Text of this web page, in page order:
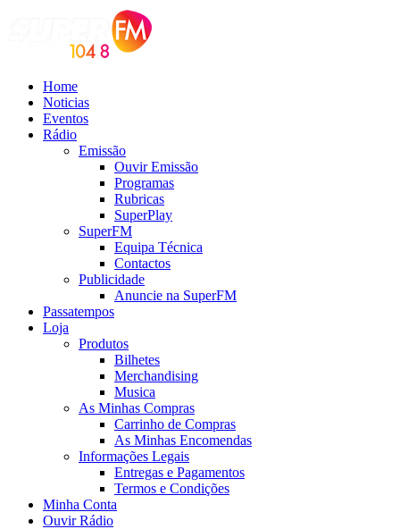
Home
Noticias
Eventos
Rádio
Emissão
Ouvir Emissão
Programas
Rubricas
SuperPlay
SuperFM
Equipa Técnica
Contactos
Publicidade
Anuncie na SuperFM
Passatempos
Loja
Produtos
Bilhetes
Merchandising
Musica
As Minhas Compras
Carrinho de Compras
As Minhas Encomendas
Informações Legais
Entregas e Pagamentos
Termos e Condições
Minha Conta
Ouvir Rádio